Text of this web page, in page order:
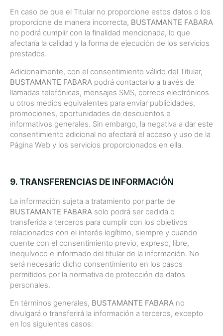
En caso de que el Titular no proporcione estos datos o los
proporcione de manera incorrecta, BUSTAMANTE FABARA
no podrá cumplir con la finalidad mencionada, lo que
afectaría la calidad y la forma de ejecución de los servicios
prestados.
Adicionalmente, con el consentimiento válido del Titular,
BUSTAMANTE FABARA podrá contactarlo a través de
llamadas telefónicas, mensajes SMS, correos electrónicos
u otros medios equivalentes para enviar publicidades,
promociones, oportunidades de descuentos e
informativos generales. Sin embargo, la negativa a dar este
consentimiento adicional no afectará el acceso y uso de la
Página Web y los servicios proporcionados en ella.
9. TRANSFERENCIAS DE INFORMACIÓN
La información sujeta a tratamiento por parte de
BUSTAMANTE FABARA solo podrá ser cedida o
transferida a terceros para cumplir con los objetivos
relacionados con el interés legítimo, siempre y cuando
cuente con el consentimiento previo, expreso, libre,
inequívoco e informado del titular de la información. No
será necesario dicho consentimiento en los casos
permitidos por la normativa de protección de datos
personales.
En términos generales, BUSTAMANTE FABARA no
divulgará o transferirá la información a terceros, excepto
en los siguientes casos: